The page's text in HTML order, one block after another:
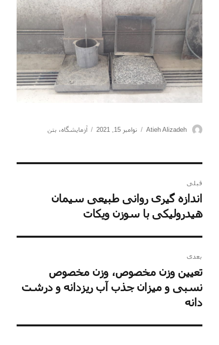
نویسنده
Atieh Alizadeh
ارسال
نوامبر 15, 2021 دسته‌ها
آزمایشگاه، بتن
نوشته
قبلی
نوشته
قبلی:
اندازه گیری روانی طبیعی سیمان
هیدرولیکی با سوزن ویکات
بعدی
نوشته
بعدی:
تعیین وزن مخصوص، وزن مخصوص
نسبی و میزان جذب آب ریزدانه و درشت
دانه